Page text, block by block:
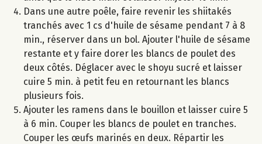
Dans une autre poêle, faire revenir les shiitakés
tranchés avec 1 cs d'huile de sésame pendant 7 à 8
min., réserver dans un bol. Ajouter l'huile de sésame
restante et y faire dorer les blancs de poulet des
deux côtés. Déglacer avec le shoyu sucré et laisser
cuire 5 min. à petit feu en retournant les blancs
plusieurs fois.
Ajouter les ramens dans le bouillon et laisser cuire 5
à 6 min. Couper les blancs de poulet en tranches.
Couper les œufs marinés en deux. Répartir les